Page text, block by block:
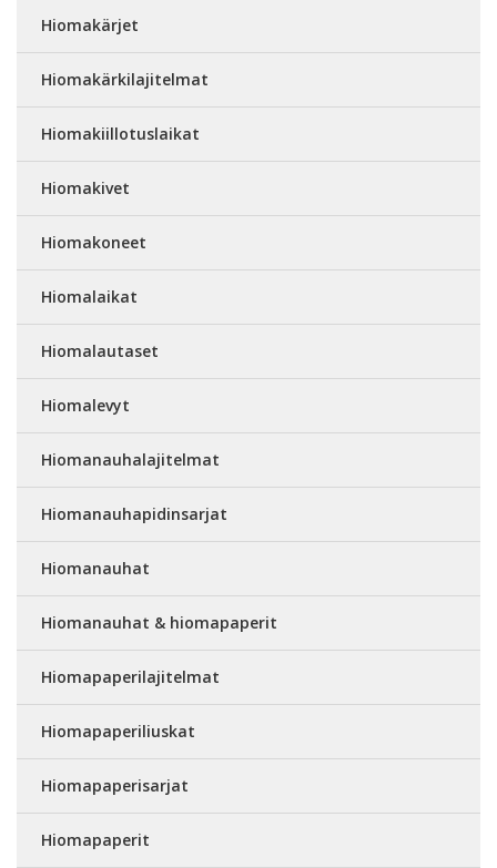
Hiomakärjet
Hiomakärkilajitelmat
Hiomakiillotuslaikat
Hiomakivet
Hiomakoneet
Hiomalaikat
Hiomalautaset
Hiomalevyt
Hiomanauhalajitelmat
Hiomanauhapidinsarjat
Hiomanauhat
Hiomanauhat & hiomapaperit
Hiomapaperilajitelmat
Hiomapaperiliuskat
Hiomapaperisarjat
Hiomapaperit